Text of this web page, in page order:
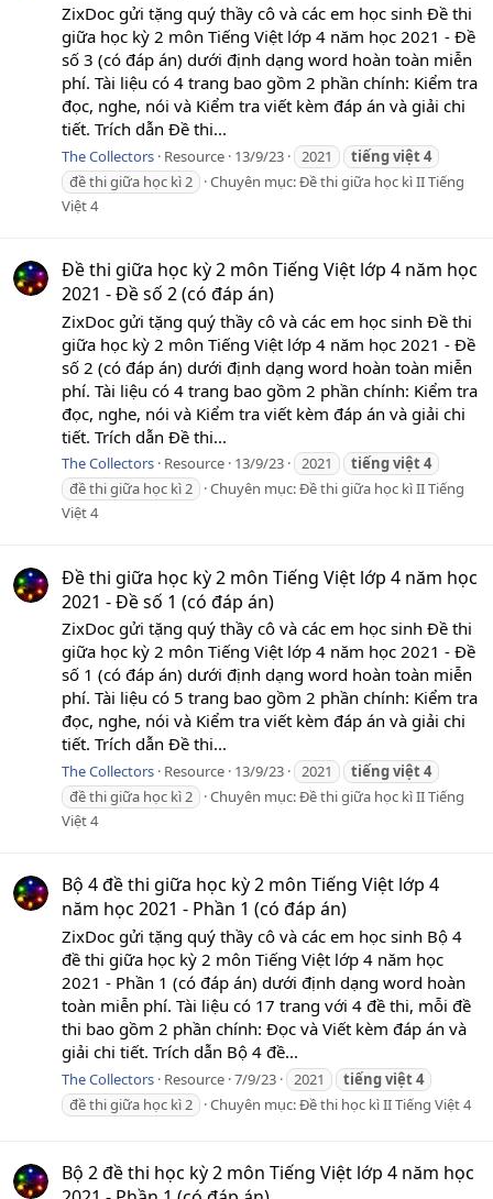
ZixDoc gửi tặng quý thầy cô và các em học sinh Đề thi
giữa học kỳ 2 môn Tiếng Việt lớp 4 năm học 2021 - Đề
số 3 (có đáp án) dưới định dạng word hoàn toàn miễn
phí. Tài liệu có 4 trang bao gồm 2 phần chính: Kiểm tra
đọc, nghe, nói và Kiểm tra viết kèm đáp án và giải chi
tiết. Trích dẫn Đề thi...
The Collectors Resource 13/9/23 2021 tiếngviệt4
đề thi giữa học kì 2
Chuyên mục:Đề thi giữa học kì II Tiếng
Việt 4
Đề thi giữa học kỳ 2 môn Tiếng Việt lớp 4 năm học
2021 - Đề số 2 (có đáp án)
ZixDoc gửi tặng quý thầy cô và các em học sinh Đề thi
giữa học kỳ 2 môn Tiếng Việt lớp 4 năm học 2021 - Đề
số 2 (có đáp án) dưới định dạng word hoàn toàn miễn
phí. Tài liệu có 4 trang bao gồm 2 phần chính: Kiểm tra
đọc, nghe, nói và Kiểm tra viết kèm đáp án và giải chi
tiết. Trích dẫn Đề thi...
The Collectors Resource 13/9/23 2021 tiếngviệt4
đề thi giữa học kì 2
Chuyên mục:Đề thi giữa học kì II Tiếng
Việt 4
Đề thi giữa học kỳ 2 môn Tiếng Việt lớp 4 năm học
2021 - Đề số 1 (có đáp án)
ZixDoc gửi tặng quý thầy cô và các em học sinh Đề thi
giữa học kỳ 2 môn Tiếng Việt lớp 4 năm học 2021 - Đề
số 1 (có đáp án) dưới định dạng word hoàn toàn miễn
phí. Tài liệu có 5 trang bao gồm 2 phần chính: Kiểm tra
đọc, nghe, nói và Kiểm tra viết kèm đáp án và giải chi
tiết. Trích dẫn Đề thi...
The Collectors Resource 13/9/23 2021 tiếngviệt4
đề thi giữa học kì 2
Chuyên mục:Đề thi giữa học kì II Tiếng
Việt 4
Bộ 4 đề thi giữa học kỳ 2 môn Tiếng Việt lớp 4
năm học 2021 - Phần 1 (có đáp án)
ZixDoc gửi tặng quý thầy cô và các em học sinh Bộ 4
đề thi giữa học kỳ 2 môn Tiếng Việt lớp 4 năm học
2021 - Phần 1 (có đáp án) dưới định dạng word hoàn
toàn miễn phí. Tài liệu có 17 trang với 4 đề thi, mỗi đề
thi bao gồm 2 phần chính: Đọc và Viết kèm đáp án và
giải chi tiết. Trích dẫn Bộ 4 đề...
The Collectors Resource 7/9/23 2021 tiếngviệt4
đề thi giữa học kì 2
Chuyên mục:Đề thi học kì II Tiếng Việt 4
Bộ 2 đề thi học kỳ 2 môn Tiếng Việt lớp 4 năm học